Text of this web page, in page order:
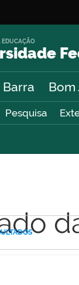
EDUCAÇÃO
Barra Bom
Pesquisa